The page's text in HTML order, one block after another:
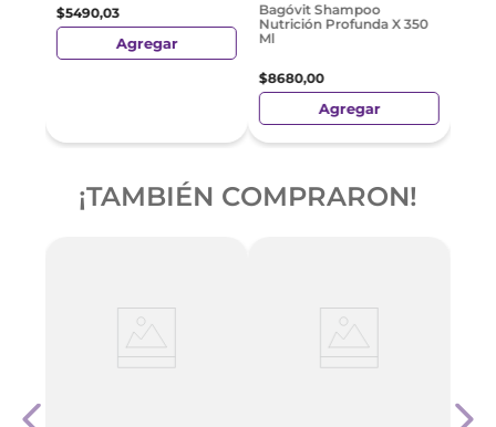
$5490,03
Agregar
Bagóvit Shampoo
Nutrición Profunda X 350
Ml
$8680,00
Agregar
¡TAMBIÉN COMPRARON!